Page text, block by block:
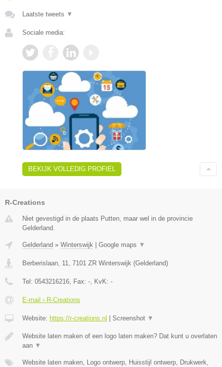
Laatste tweets ▼
Sociale media:
BEKIJK VOLLEDIG PROFIEL
R-Creations
Niet gevestigd in de plaats Putten, maar wel in de provincie
Gelderland.
Gelderland » Winterswijk | Google maps ▼
Berberislaan, 11 7101 ZR Winterswijk (Gelderland)
Tel: 0543216216 , Fax: - , KvK: -
E-mail › R-Creations
Website: https://r-creations.nl | Screenshot ▼
Website laten maken of een logo laten maken? Dat kunt u overlaten
aan ▼
Website laten maken, Logo ontwerp, Huisstijl ontwerp, Drukwerk,